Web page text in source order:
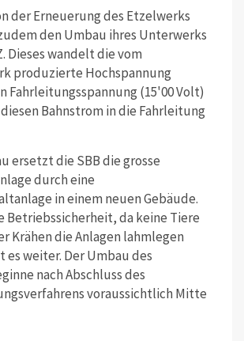
der Erneuerung des Etzelwerks
den Umbau ihres Unterwerks
Dieses wandelt die vom
produzierte Hochspannung
Fahrleitungsspannung (15'00 Volt)
Bahnstrom in die Fahrleitung
ersetzt die SBB die grosse
durch eine
in einem neuen Gebäude.
Betriebssicherheit, da keine Tiere
Krähen die Anlagen lahmlegen
es weiter. Der Umbau des
nach Abschluss des
voraussichtlich Mitte